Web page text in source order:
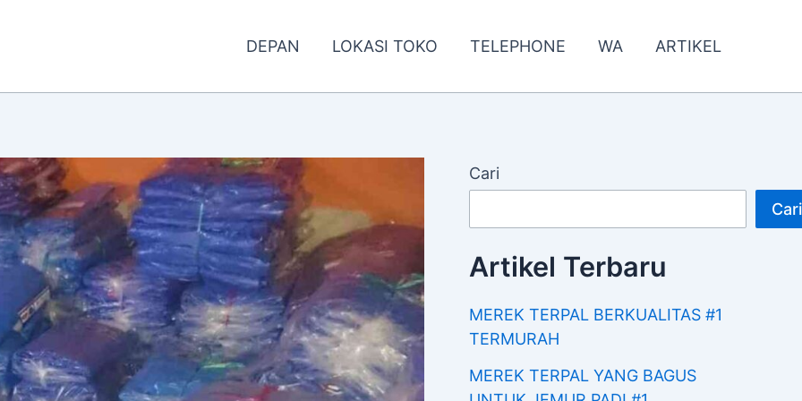
DEPAN LOKASI TOKO TELEPHONE WA ARTIKEL
Cari
Cari
Artikel Terbaru
MEREK TERPAL BERKUALITAS #1
TERMURAH
MEREK TERPAL YANG BAGUS